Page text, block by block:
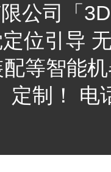
公司「
位引导
等智能
定制！ 电